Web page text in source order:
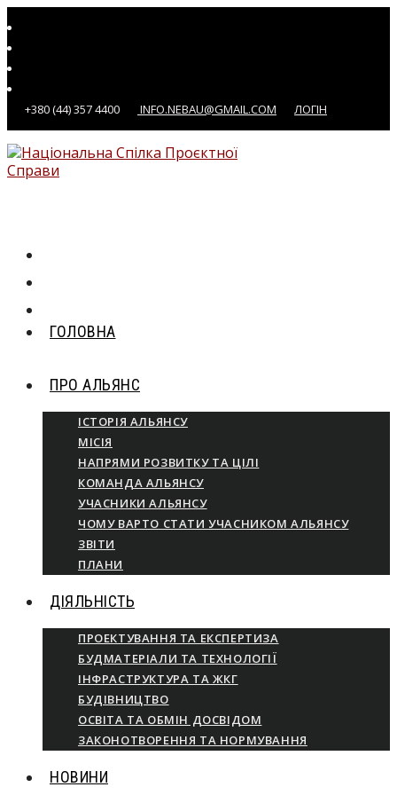
до
вмісту
+380 (44) 357 4400 INFO.NEBAU@GMAIL.COM ЛОГІН
ГОЛОВНА
ПРО АЛЬЯНС
ІСТОРІЯ АЛЬЯНСУ
МІСІЯ
НАПРЯМИ РОЗВИТКУ ТА ЦІЛІ
КОМАНДА АЛЬЯНСУ
УЧАСНИКИ АЛЬЯНСУ
ЧОМУ ВАРТО СТАТИ УЧАСНИКОМ АЛЬЯНСУ
ЗВІТИ
ПЛАНИ
ДІЯЛЬНІСТЬ
ПРОЕКТУВАННЯ ТА ЕКСПЕРТИЗА
БУДМАТЕРІАЛИ ТА ТЕХНОЛОГІЇ
ІНФРАСТРУКТУРА ТА ЖКГ
БУДІВНИЦТВО
ОСВІТА ТА ОБМІН ДОСВІДОМ
ЗАКОНОТВОРЕННЯ ТА НОРМУВАННЯ
НОВИНИ